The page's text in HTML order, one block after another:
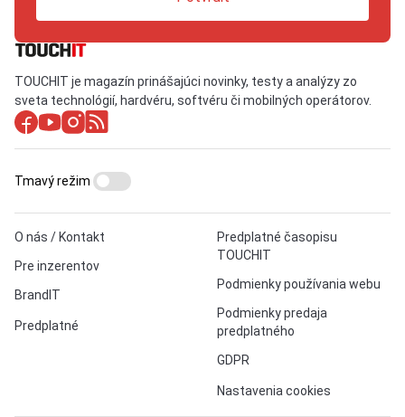
TOUCHIT je magazín prinášajúci novinky, testy a analýzy zo
sveta technológií, hardvéru, softvéru či mobilných operátorov.
O nás / Kontakt
Pre inzerentov
BrandIT
Predplatné
Predplatné časopisu
TOUCHIT
Podmienky používania webu
Podmienky predaja
predplatného
GDPR
Nastavenia cookies
Tmavý režim